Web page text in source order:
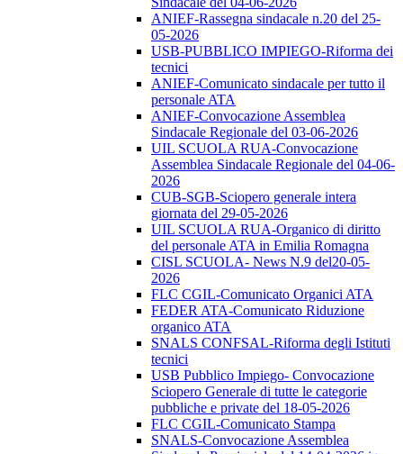
ANIEF-Rassegna sindacale n.20 del 25-
05-2026
USB-PUBBLICO IMPIEGO-Riforma dei
tecnici
ANIEF-Comunicato sindacale per tutto il
personale ATA
ANIEF-Convocazione Assemblea
Sindacale Regionale del 03-06-2026
UIL SCUOLA RUA-Convocazione
Assemblea Sindacale Regionale del 04-06-
2026
CUB-SGB-Sciopero generale intera
giornata del 29-05-2026
UIL SCUOLA RUA-Organico di diritto
del personale ATA in Emilia Romagna
CISL SCUOLA- News N.9 del20-05-
2026
FLC CGIL-Comunicato Organici ATA
FEDER ATA-Comunicato Riduzione
organico ATA
SNALS CONFSAL-Riforma degli Istituti
tecnici
USB Pubblico Impiego- Convocazione
Sciopero Generale di tutte le categorie
pubbliche e private del 18-05-2026
FLC CGIL-Comunicato Stampa
SNALS-Convocazione Assemblea